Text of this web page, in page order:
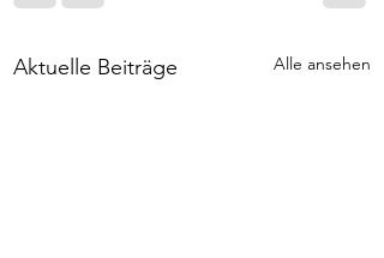
Aktuelle Beiträge Alle ansehen